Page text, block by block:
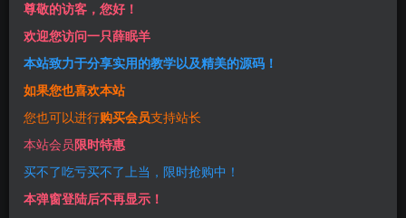
前言
今天小薛给大家带来一款网页粉色渐变音乐播放器效果
HTML单页源码
源码介绍
尊敬的访客，您好！
欢迎您访问一只薛眠羊
本站致力于分享实用的教学以及精美的源码！
如果您也喜欢本站
您也可以进行购买会员支持站长
本站会员限时特惠
买不了吃亏买不了上当，限时抢购中！
本弹窗登陆后不再显示！